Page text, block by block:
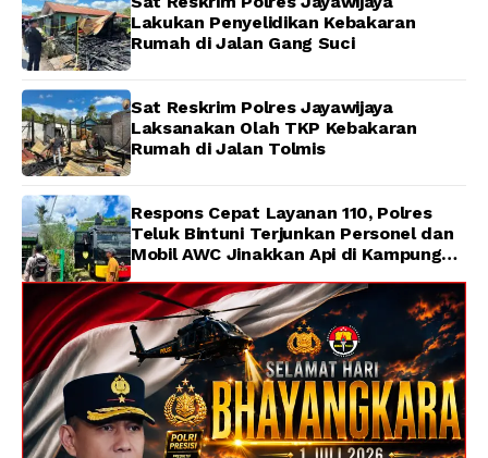
Lakukan Penyelidikan Kebakaran
Rumah di Jalan Gang Suci
Sat Reskrim Polres Jayawijaya
Laksanakan Olah TKP Kebakaran
Rumah di Jalan Tolmis
Respons Cepat Layanan 110, Polres
Teluk Bintuni Terjunkan Personel dan
Mobil AWC Jinakkan Api di Kampung